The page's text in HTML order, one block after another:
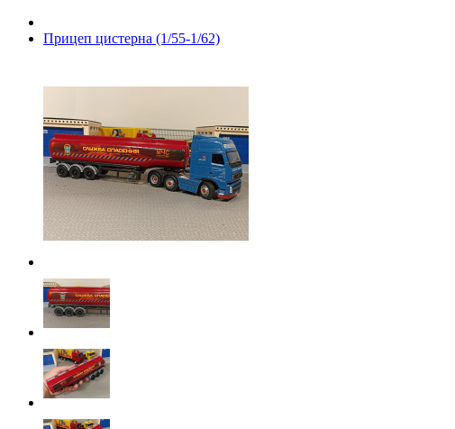
Прицеп цистерна (1/55-1/62)